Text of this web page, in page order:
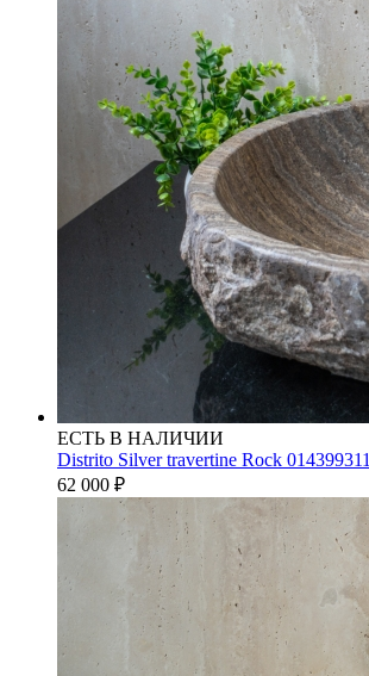
ЕСТЬ В НАЛИЧИИ
Distrito Silver travertine Rock 014399311
62 000 ₽